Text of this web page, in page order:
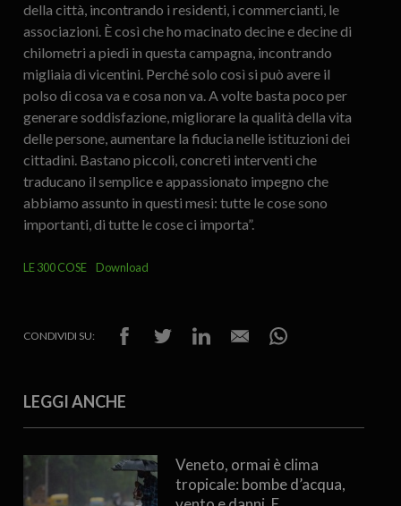
della città, incontrando i residenti, i commercianti, le
associazioni. È così che ho macinato decine e decine di
chilometri a piedi in questa campagna, incontrando
migliaia di vicentini. Perché solo così si può avere il
polso di cosa va e cosa non va. A volte basta poco per
generare soddisfazione, migliorare la qualità della vita
delle persone, aumentare la fiducia nelle istituzioni dei
cittadini. Bastano piccoli, concreti interventi che
traducano il semplice e appassionato impegno che
abbiamo assunto in questi mesi: tutte le cose sono
importanti, di tutte le cose ci importa”.
LE 300 COSE Download
CONDIVIDI SU:
LEGGI ANCHE
Veneto, ormai è clima
tropicale: bombe d’acqua,